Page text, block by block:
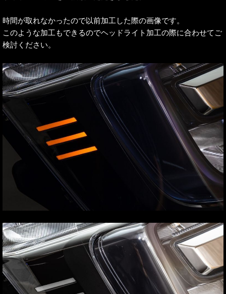
時間が取れなかったので以前加工した際の画像です。
このような加工もできるのでヘッドライト加工の際に合わせてご
検討ください。